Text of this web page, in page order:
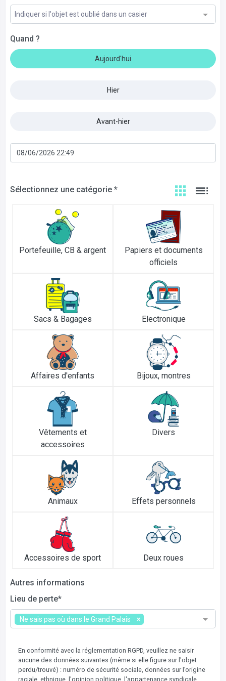
Indiquer si l'objet est oublié dans un casier
Quand ?
Aujourd'hui
Hier
Avant-hier
Sélectionnez une catégorie *
Portefeuille, CB & argent
Papiers et documents
officiels
Sacs & Bagages Electronique
Affaires d'enfants Bijoux, montres
Vêtements et
accessoires
Divers
Animaux Effets personnels
Accessoires de sport Deux roues
Autres informations
Lieu de perte*
Ne sais pas où dans le Grand Palais
En conformité avec la réglementation RGPD, veuillez ne saisir
aucune des données suivantes (même si elle figure sur l'objet
perdu/trouvé) : numéro de sécurité sociale, données sur l’origine
raciale, ethnique, l'opinion politique, l'appartenance syndicale,